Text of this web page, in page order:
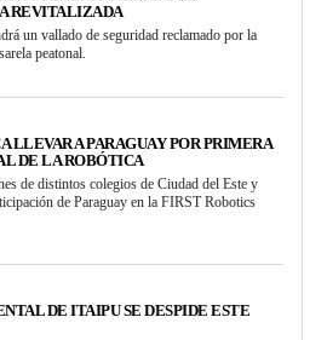
REVITALIZADA
un vallado de seguridad reclamado por la
peatonal.
LLEVAR A PARAGUAY POR PRIMERA
DE LA ROBÓTICA
de distintos colegios de Ciudad del Este y
de Paraguay en la FIRST Robotics
DE ITAIPU SE DESPIDE ESTE